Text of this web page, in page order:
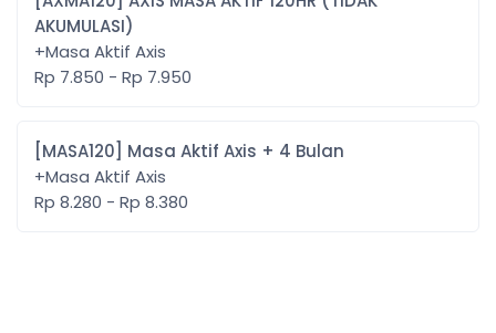
AKUMULASI)
+Masa Aktif Axis
Rp 7.850 - Rp 7.950
[MASA120] Masa Aktif Axis + 4 Bulan
+Masa Aktif Axis
Rp 8.280 - Rp 8.380